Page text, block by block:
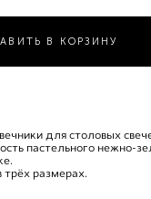
В КОРЗИНУ
для столовых
пастельного нежно-
размерах.